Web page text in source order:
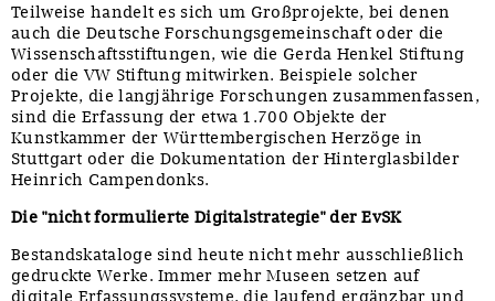
Teilweise handelt es sich um Großprojekte, bei denen
auch die Deutsche Forschungsgemeinschaft oder die
Wissenschaftsstiftungen, wie die Gerda Henkel Stiftung
oder die VW Stiftung mitwirken. Beispiele solcher
Projekte, die langjährige Forschungen zusammenfassen,
sind die Erfassung der etwa 1.700 Objekte der
Kunstkammer der Württembergischen Herzöge in
Stuttgart oder die Dokumentation der Hinterglasbilder
Heinrich Campendonks.
Die "nicht formulierte Digitalstrategie" der EvSK
Bestandskataloge sind heute nicht mehr ausschließlich
gedruckte Werke. Immer mehr Museen setzen auf
digitale Erfassungssysteme, die laufend ergänzbar und